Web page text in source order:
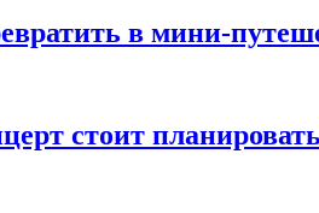
в мини-
стоит